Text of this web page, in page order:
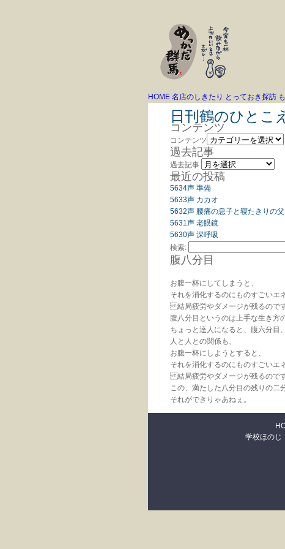
HOME 名店のしきたり とっておき探訪
日刊鶴のひとこえ
コンテンツ
コンテンツ
過去記事
過去記事
最近の投稿
5634声 準備
5633声 カカオ
5632声 腰痛の息子と寝たきりの父
5631声 老眼鏡
5630声 深呼吸
検索:
腹八分目
お腹一杯にしてしまうと、
それを消化するのにものすごいエ
結局疲労やダメージが残るのです
腹八分目というのは上手な生き方
ちょっと達人になると、腹六分目
人と人との関係も、
お腹一杯にしようとすると、
それを消化するのにものすごいエ
結局疲労やダメージが残るのです
この、満たした八分目の残りの二
それができりゃあねぇ。
学校ほのじ